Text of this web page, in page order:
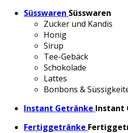
Süsswaren Süsswaren
Zucker und Kandis
Honig
Sirup
Tee-Gebäck
Schokolade
Lattes
Bonbons &
Instant Getränke Instant
Fertiggetränke